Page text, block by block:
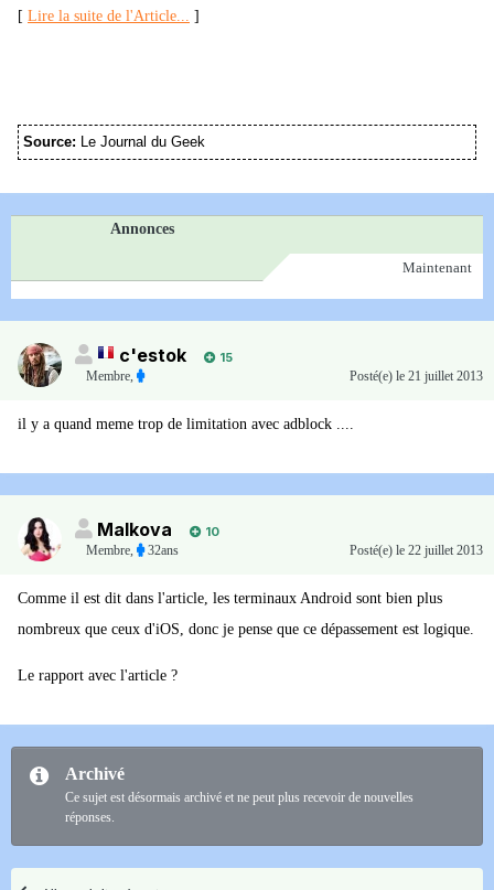
[ Lire la suite de l'Article... ]
Source: Le Journal du Geek
Annonces
Maintenant
c'estok
15
Membre, Posté(e) le 21 juillet 2013
il y a quand meme trop de limitation avec adblock ....
Malkova
10
Membre, 32ans Posté(e) le 22 juillet 2013
Comme il est dit dans l'article, les terminaux Android sont bien plus
nombreux que ceux d'iOS, donc je pense que ce dépassement est logique.
Le rapport avec l'article ?
Archivé
Ce sujet est désormais archivé et ne peut plus recevoir de nouvelles
réponses.